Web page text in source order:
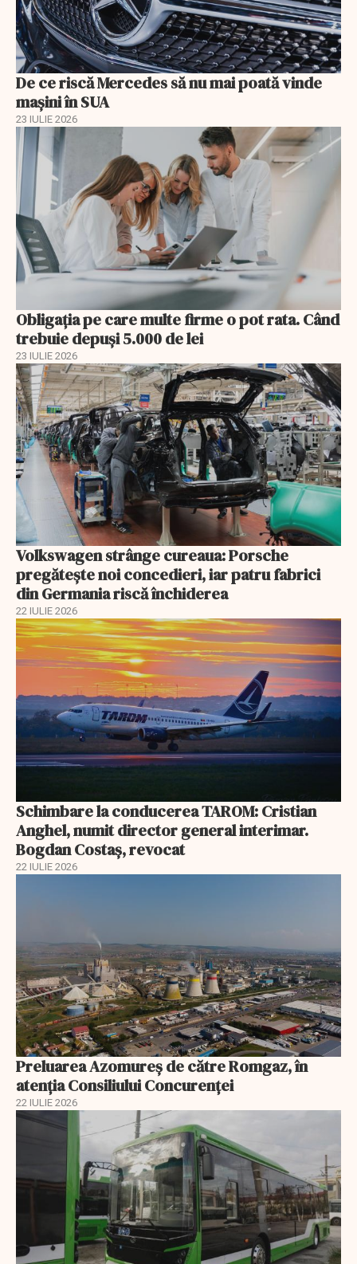
De ce riscă Mercedes să nu mai poată vinde
mașini în SUA
23 IULIE 2026
Obligația pe care multe firme o pot rata. Când
trebuie depuși 5.000 de lei
23 IULIE 2026
Volkswagen strânge cureaua: Porsche
pregătește noi concedieri, iar patru fabrici
din Germania riscă închiderea
22 IULIE 2026
Schimbare la conducerea TAROM: Cristian
Anghel, numit director general interimar.
Bogdan Costaș, revocat
22 IULIE 2026
Preluarea Azomureş de către Romgaz, în
atenţia Consiliului Concurenţei
22 IULIE 2026